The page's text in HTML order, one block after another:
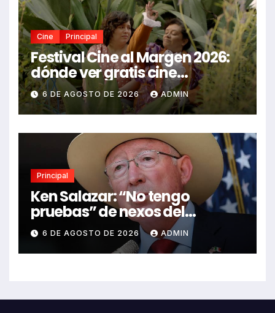
Cine Principal
Festival Cine al Margen 2026:
dónde ver gratis cine
mexicano independiente en
CDMX y en línea
6 DE AGOSTO DE 2026 ADMIN
Principal
Ken Salazar: “No tengo
pruebas” de nexos del
Gobierno de México con el
narco
6 DE AGOSTO DE 2026 ADMIN